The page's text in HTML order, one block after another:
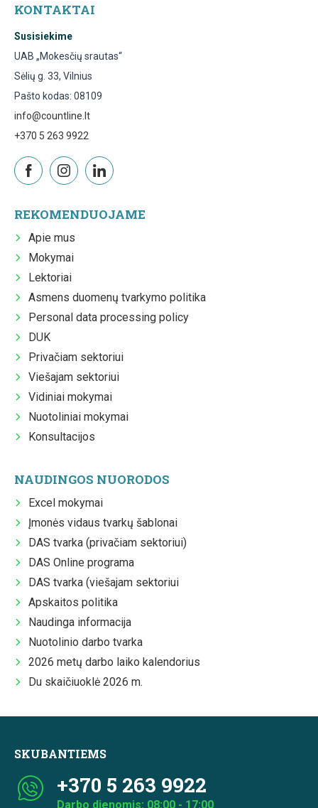
KONTAKTAI
Susisiekime
UAB „Mokesčių srautas“
Sėlių g. 33, Vilnius
Pašto kodas: 08109
info@countline.lt
+370 5 263 9922
REKOMENDUOJAME
Apie mus
Mokymai
Lektoriai
Asmens duomenų tvarkymo politika
Personal data processing policy
DUK
Privačiam sektoriui
Viešajam sektoriui
Vidiniai mokymai
Nuotoliniai mokymai
Konsultacijos
NAUDINGOS NUORODOS
Excel mokymai
Įmonės vidaus tvarkų šablonai
DAS tvarka (privačiam sektoriui)
DAS Online programa
DAS tvarka (viešajam sektoriui
Apskaitos politika
Naudinga informacija
Nuotolinio darbo tvarka
2026 metų darbo laiko kalendorius
Du skaičiuoklė 2026 m.
SKUBANTIEMS
+370 5 263 9922
Darbo dienomis: 08:00 - 17:00